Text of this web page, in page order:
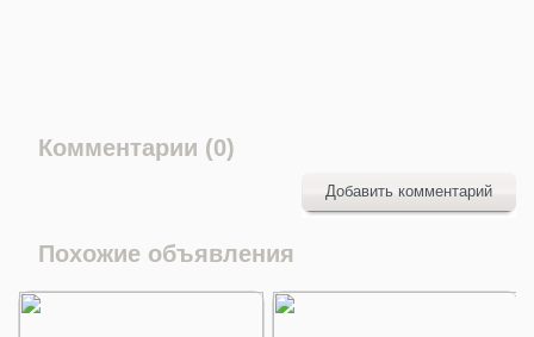
Комментарии (0)
Добавить комментарий
Похожие объявления